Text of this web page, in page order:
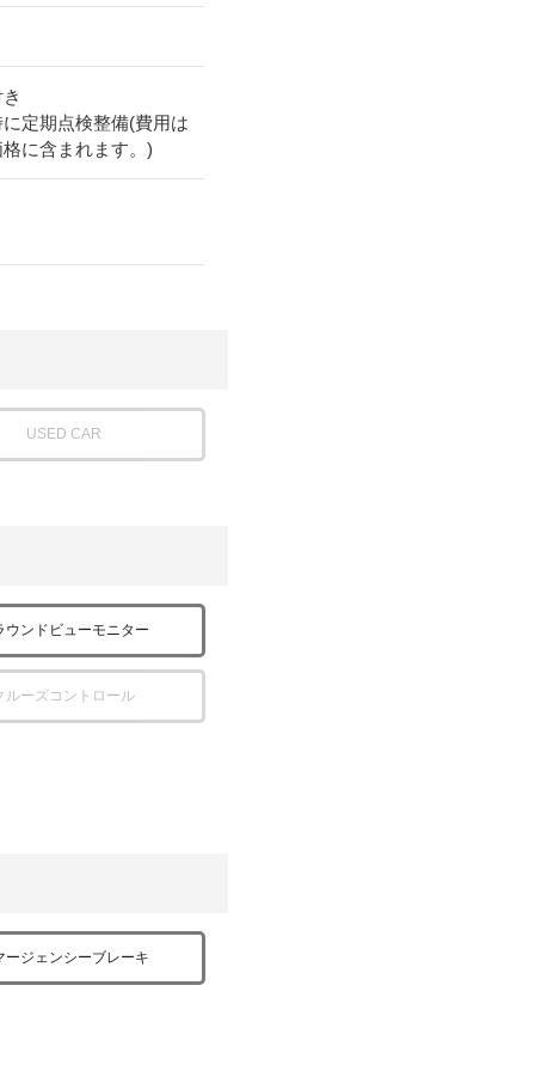
定期点検整備(費用は
に含まれます。)
USED CAR
ウンドビューモニター
ルーズコントロール
ージェンシーブレーキ